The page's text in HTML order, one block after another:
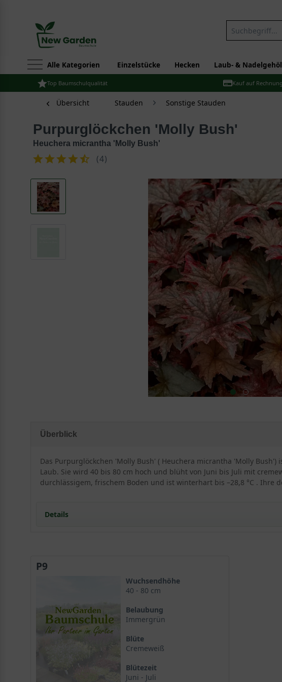
Alle Kategorien Einzelstücke Hecken Laub- &
Top Baumschulqualität Kauf auf Rechnung
Übersicht Stauden Sonstige Stauden
Purpurglöckchen 'Molly Bush'
Heuchera micrantha 'Molly Bush'
(4)
Überblick
Das Purpurglöckchen 'Molly Bush' ( Heuchera micrantha 'Molly
Laub. Sie wird 40 bis 80 cm hoch und blüht von Juni bis Juli mit
durchlässigem, frischem Boden und ist winterhart bis –28,8 °C .
Details
Ein charaktervoller Habitus
Der ideale Standort für gesundes Wachstum
Blütenpracht und Blattschmuck der 'Molly Bush'
Die filigranen Blüten
Das dekorative Laubwerk
Vielfältige Einsatzmöglichkeiten im Garten
Als kontrastreiche Beetstaude
Die 'Molly Bush' als Schnittstaude
P9
Wuchsendhöhe
40 - 80 cm
Belaubung
Immergrün
Blüte
Cremeweiß
Blütezeit
Juni - Juli